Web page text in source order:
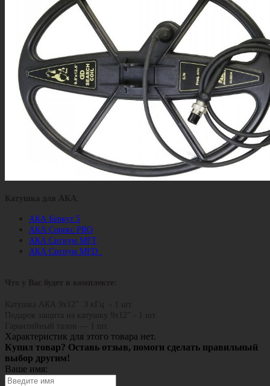
Катушка для АКА
АКА Беркут 5
АКА Сорекс PRO
АКА Сигнум MFT
АКА Сигнум MFD
Что у Вас будет в комплекте:
Катушка АКА 9х12'' 3 кГц - 1 шт.
Подарок защита на катушку 9х12" - 1 шт.
Гарантийный талон — 1 шт.
Характеристик для этого товара нет.
Купил товар? Оставь отзыв, помоги сделать правильный
выбор другим!
Ваше имя: